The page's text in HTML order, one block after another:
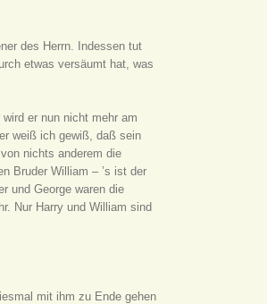
des Herrn. Indessen tut
etwas versäumt hat, was
er nun nicht mehr am
weiß ich gewiß, daß sein
nichts anderem die
Bruder William – ’s ist der
und George waren die
Nur Harry und William sind
mit ihm zu Ende gehen